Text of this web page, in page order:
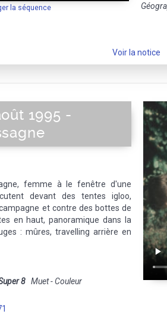
la séquence
Voir la notice
1995 -
femme à le fenêtre d'une
devant des tentes igloo,
et contre des bottes de
en haut, panoramique dans la
: mûres, travelling arrière en
8 Muet - Couleur